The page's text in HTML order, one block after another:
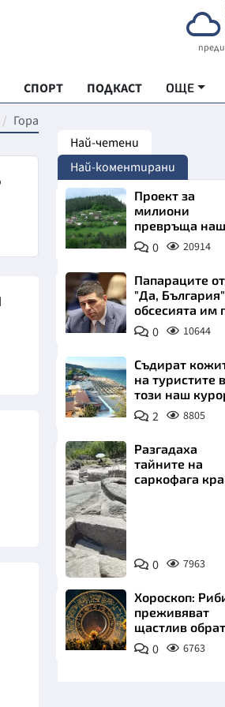
СПОРТ ПОДКАСТ ОЩЕ
"ЧУДЕСАТА НА БЪЛГАРИЯ"
ХРАНА
Гора
Най-четени
Най-коментирани
Проект за
милиони
превръща
село в магнит
туристи
0 20914
Папараците от
"Да,
обсесията им
Пеевски
0 10644
Съдират
на туристите в
този наш
Шокираща
сметка за обяд
2 8805
Снимка:
Bulgaria
ON
AIR
Разгадаха
тайните на
саркофага
0 7963
Хороскоп:
преживяват
щастлив
Телецът
важна промяна
0 6763